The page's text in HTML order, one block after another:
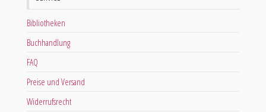
Bibliotheken
Buchhandlung
FAQ
Preise und Versand
Widerrufsrecht